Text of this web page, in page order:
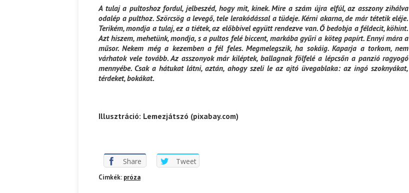
A tulaj a pultoshoz fordul, jelbeszéd, hogy mit, kinek. Mire a szám újra elfúl, az asszony zihálva
odalép a pulthoz. Szörcsög a levegő, tele lerakódással a tüdeje. Kérni akarna, de már tétetik eléje.
Terikém, mondja a tulaj, ez a tiétek, az előbbivel együtt rendezve van. Ő bedobja a féldecit, köhint.
Azt hiszem, mehetünk, mondja, s a pultos felé biccent, markába gyűri a köteg papírt. Ennyi mára a
műsor. Nekem még a kezemben a fél feles. Megmelegszik, ha sokáig. Kaparja a torkom, nem
várhatok vele tovább. Az asszonyok már kiléptek, ballagnak fölfelé a lépcsőn a panzió ragyogó
mennyébe. Csak a hátukat látni, aztán, ahogy szeli le az ajtó üvegablaka: az ingó szoknyákat,
térdeket, bokákat.
Illusztráció: Lemezjátszó (pixabay.com)
Share Tweet
Cimkék: próza